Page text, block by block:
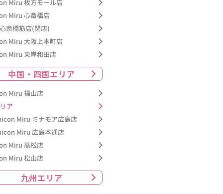
Miru 枚方モール店
Miru 心斎橋店
斎橋筋店(閉店)
Miru 大阪上本町店
Miru 東岸和田店
中国・四国エリア
Miru 福山店
ア
Miru ミナモア広島店
Miru 広島本通店
Miru 高松店
Miru 松山店
九州エリア